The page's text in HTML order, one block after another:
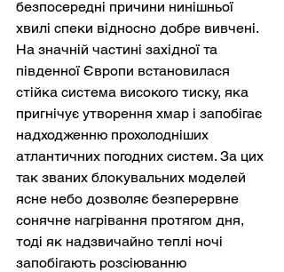
безпосередні причини нинішньої
хвилі спеки відносно добре вивчені.
На значній частині західної та
південної Європи встановилася
стійка система високого тиску, яка
пригнічує утворення хмар і запобігає
надходженню прохолодніших
атлантичних погодних систем. За цих
так званих блокувальних моделей
ясне небо дозволяє безперервне
сонячне нагрівання протягом дня,
тоді як надзвичайно теплі ночі
запобігають розсіюванню